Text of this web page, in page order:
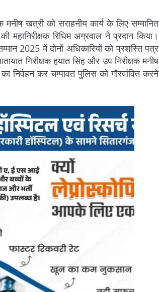
मनीष खत्री को सराहनीय कार्य के लिए सम्मानित
महानिरीक्षक रिधिम अग्रवाल ने प्रदान किया।
2025 में दोनों अधिकारियों को प्रशस्ति पत्र
निरीक्षक हयात सिंह और उप निरीक्षक मनीष
निर्वहन कर चम्पावत पुलिस को गौरवांवित करने